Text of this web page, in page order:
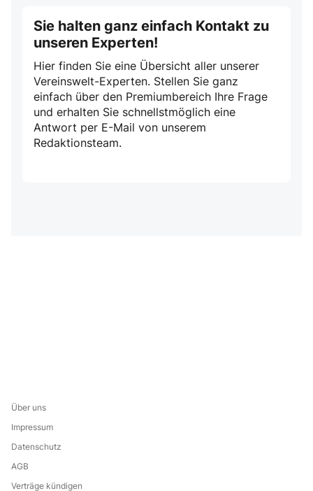
Sie halten ganz einfach Kontakt zu
unseren Experten!
Hier finden Sie eine Übersicht aller unserer
Vereinswelt-Experten. Stellen Sie ganz
einfach über den Premiumbereich Ihre Frage
und erhalten Sie schnellstmöglich eine
Antwort per E-Mail von unserem
Redaktionsteam.
Über uns
Impressum
Datenschutz
AGB
Verträge kündigen